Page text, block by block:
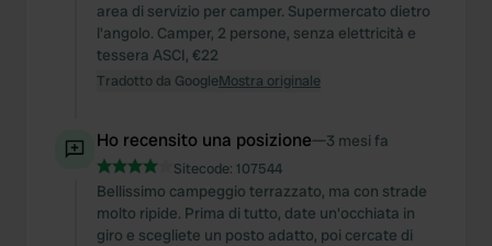
area di servizio per camper. Supermercato dietro
l'angolo. Camper, 2 persone, senza elettricità e
tessera ASCI, €22
Tradotto da GoogleMostra originale
Ho recensito una posizione—3 mesi fa
Sitecode: 107544
Bellissimo campeggio terrazzato, ma con strade
molto ripide. Prima di tutto, date un'occhiata in
giro e scegliete un posto adatto, poi cercate di